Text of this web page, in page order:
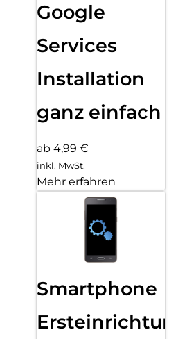
Google
Services
Installation
ganz einfach
ab 4,99 €
inkl. MwSt.
Mehr erfahren
Smartphone
Ersteinrichtung